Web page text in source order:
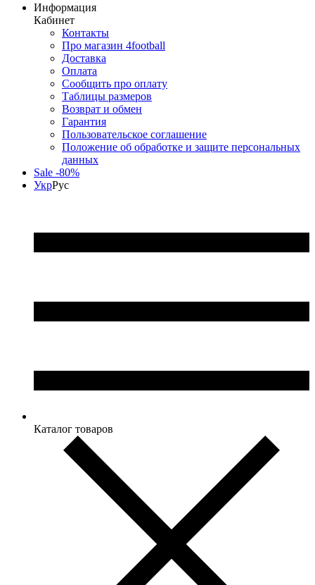
Информация
Кабинет
Контакты
Про магазин 4football
Доставка
Оплата
Сообщить про оплату
Таблицы размеров
Возврат и обмен
Гарантия
Пользовательское соглашение
Положение об обработке и защите персональных
данных
Sale -80%
УкрРус
Каталог товаров